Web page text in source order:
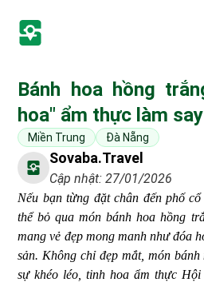
Bánh hoa hồng
hoa" ẩm thực làm
Miền Trung Đà Nẵng
Sovaba.travel
Cập nhật: 27/01/2026
Nếu bạn từng đặt chân đến phố
thể bỏ qua món bánh hoa hồng
mang vẻ đẹp mong manh như đóa
sản. Không chỉ đẹp mắt, món
sự khéo léo, tinh hoa ẩm thực